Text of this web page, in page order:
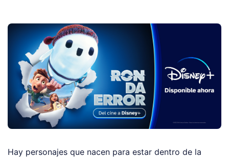
Hay personajes que nacen para estar dentro de la